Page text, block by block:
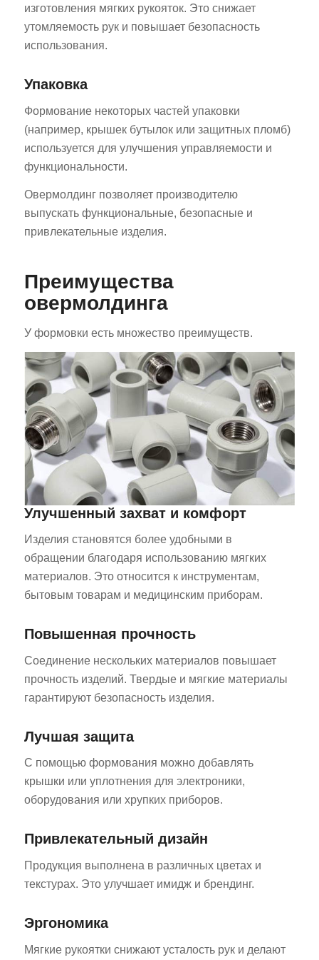
изготовления мягких рукояток. Это снижает
утомляемость рук и повышает безопасность
использования.
Упаковка
Формование некоторых частей упаковки
(например, крышек бутылок или защитных пломб)
используется для улучшения управляемости и
функциональности.
Овермолдинг позволяет производителю
выпускать функциональные, безопасные и
привлекательные изделия.
Преимущества
овермолдинга
У формовки есть множество преимуществ.
Улучшенный захват и комфорт
Изделия становятся более удобными в
обращении благодаря использованию мягких
материалов. Это относится к инструментам,
бытовым товарам и медицинским приборам.
Повышенная прочность
Соединение нескольких материалов повышает
прочность изделий. Твердые и мягкие материалы
гарантируют безопасность изделия.
Лучшая защита
С помощью формования можно добавлять
крышки или уплотнения для электроники,
оборудования или хрупких приборов.
Привлекательный дизайн
Продукция выполнена в различных цветах и
текстурах. Это улучшает имидж и брендинг.
Эргономика
Мягкие рукоятки снижают усталость рук и делают